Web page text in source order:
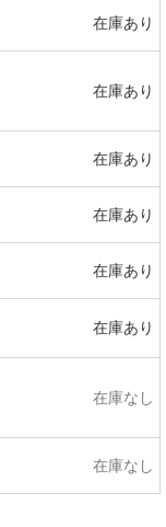
在庫あり
在庫あり
在庫あり
在庫あり
在庫あり
在庫あり
在庫なし
在庫なし